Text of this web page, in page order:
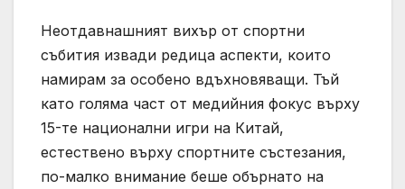
Неотдавнашният вихър от спортни
събития извади редица аспекти, които
намирам за особено вдъхновяващи. Тъй
като голяма част от медийния фокус върху
15-те национални игри на Китай,
естествено върху спортните състезания,
по-малко внимание беше обърнато на